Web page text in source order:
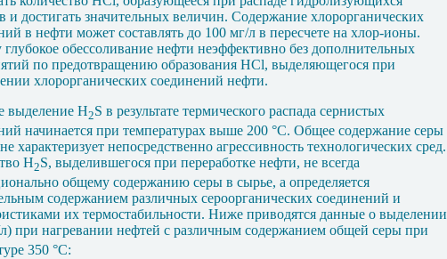
и достигать значительных величин. Содержание хлорорганических
в нефти может составлять до 100 мг/л в пересчете на хлор-ионы.
обессоливание нефти неэффективно без дополнительных
по предотвращению образования НСl, выделяющегося при
хлорорганических соединений нефти.
выделение Н2S в результате термического распада сернистых
начинается при температурах выше 200 °С. Общее содержание серы
характеризует непосредственно агрессивность технологических сред.
Н2S, выделившегося при переработке нефти, не всегда
общему содержанию серы в сырье, а определяется
содержанием различных сероорганических соединений и
их термостабильности. Ниже приводятся данные о выделении
при нагревании нефтей с различным содержанием общей серы при
350 °С: